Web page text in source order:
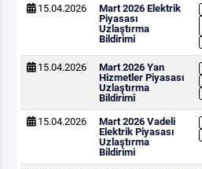
15.04.2026
Mart 2026 Elektrik
Piyasası
Uzlaştırma
Bildirimi
15.04.2026
Mart 2026 Yan
Hizmetler Piyasası
Uzlaştırma
Bildirimi
15.04.2026
Mart 2026 Vadeli
Elektrik Piyasası
Uzlaştırma
Bildirimi